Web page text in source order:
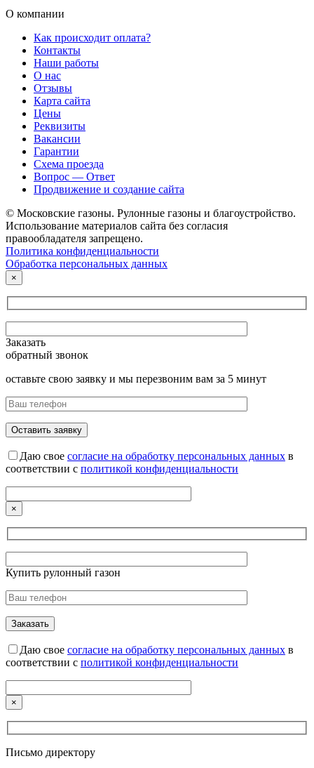
О компании
Как происходит оплата?
Контакты
Наши работы
О нас
Отзывы
Карта сайта
Цены
Реквизиты
Вакансии
Гарантии
Схема проезда
Вопрос — Ответ
Продвижение и создание сайта
© Московские газоны. Рулонные газоны и благоустройство.
Использование материалов сайта без согласия
правообладателя запрещено.
Политика конфиденциальности
Обработка персональных данных
×
Заказать
обратный звонок
оставьте свою заявку и мы перезвоним вам за 5 минут
Даю свое согласие на обработку персональных данных в
соответствии с политикой конфиденциальности
×
Купить рулонный газон
Даю свое согласие на обработку персональных данных в
соответствии с политикой конфиденциальности
×
Письмо директору